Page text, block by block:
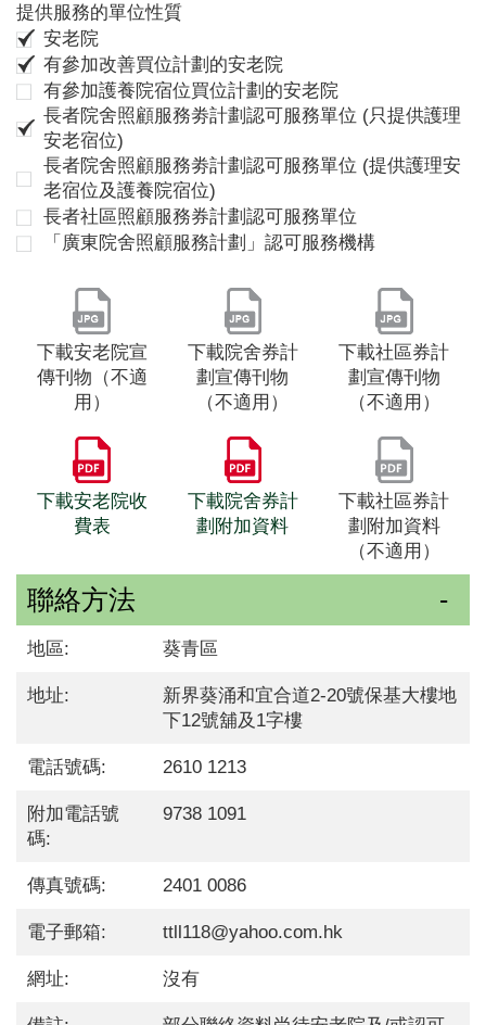
提供服務的單位性質
安老院
有參加改善買位計劃的安老院
有參加護養院宿位買位計劃的安老院
長者院舍照顧服務劵計劃認可服務單位 (只提供護理
安老宿位)
長者院舍照顧服務劵計劃認可服務單位 (提供護理安
老宿位及護養院宿位)
長者社區照顧服務券計劃認可服務單位
「廣東院舍照顧服務計劃」認可服務機構
下載安老院宣
傳刊物（不適
用）
下載院舍券計
劃宣傳刊物
（不適用）
下載社區券計
劃宣傳刊物
（不適用）
下載安老院收
費表
下載院舍券計
劃附加資料
下載社區券計
劃附加資料
（不適用）
聯絡方法
地區: 葵青區
地址:
新界葵涌和宜合道2-20號保基大樓地
下12號舖及1字樓
電話號碼: 2610 1213
附加電話號
碼:
9738 1091
傳真號碼: 2401 0086
電子郵箱: ttll118@yahoo.com.hk
網址: 沒有